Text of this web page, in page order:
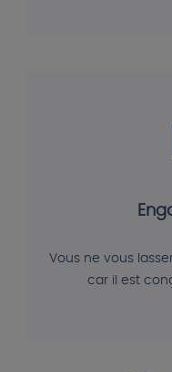
Vous ne vous
car il est